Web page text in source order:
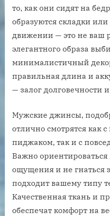
то, как они сидят на
образуются складки
движении — это не ваш
элегантного образа
минималистичный
правильная длина и
— залог долговечности
Мужские джинсы,
отлично смотрятся как
пиджаком, так и с
Важно ориентироваться
ощущения и не гнаться
подходит вашему типу
Качественная ткань и
обеспечат комфорт на